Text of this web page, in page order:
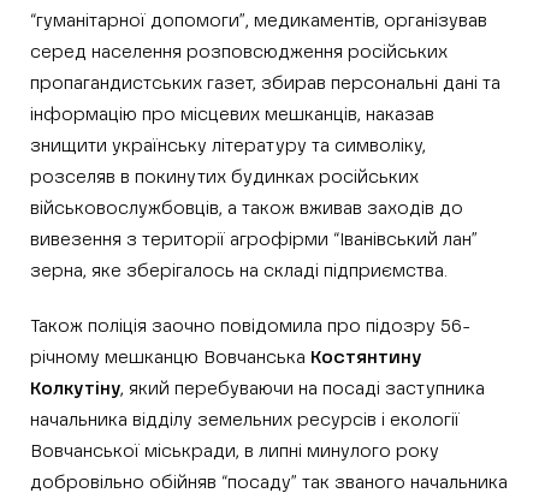
“гуманітарної допомоги”, медикаментів, організував
серед населення розповсюдження російських
пропагандистських газет, збирав персональні дані та
інформацію про місцевих мешканців, наказав
знищити українську літературу та символіку,
розселяв в покинутих будинках російських
військовослужбовців, а також вживав заходів до
вивезення з території агрофірми “Іванівський лан”
зерна, яке зберігалось на складі підприємства.
Також поліція заочно повідомила про підозру 56-
річному мешканцю Вовчанська Костянтину
Колкутіну, який перебуваючи на посаді заступника
начальника відділу земельних ресурсів і екології
Вовчанської міськради, в липні минулого року
добровільно обійняв “посаду” так званого начальника